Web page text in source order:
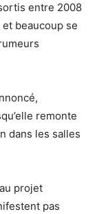
entre 2008
beaucoup se
remonte
dans les salles
projet
pas